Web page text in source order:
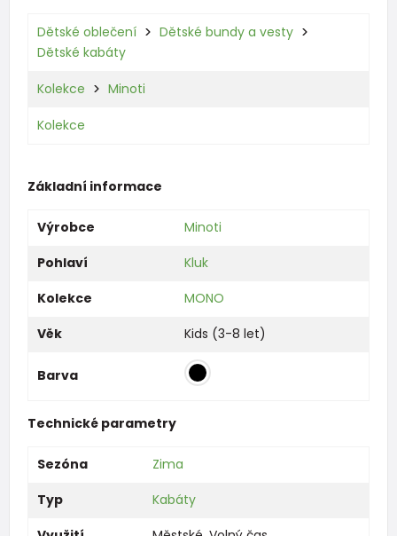
Dětské oblečení
Dětské bundy a vesty
Dětské kabáty
Kolekce Minoti
Kolekce
Základní informace
Výrobce
Minoti
Pohlaví
Kluk
Kolekce
MONO
Věk
Kids (3-8 let)
Barva
Technické parametry
Sezóna
Zima
Typ
Kabáty